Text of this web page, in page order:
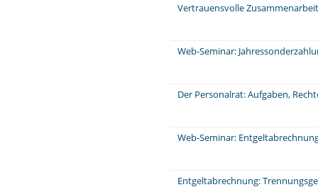
Vertrauensvolle
Web-Seminar:
Der Personalrat: Aufgaben,
Web-Seminar:
Entgeltabrechnung: